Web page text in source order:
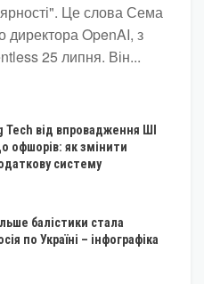
Це слова Сема
директора OpenAI, з
25 липня. Він...
Tech від впровадження ШІ
офшорів: як змінити
систему
балістики стала
по Україні – інфографіка